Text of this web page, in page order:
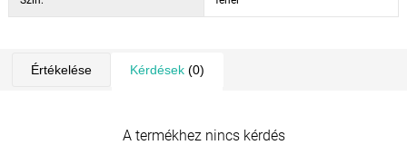
Értékelése Kérdések(0)
A termékhez nincs kérdés